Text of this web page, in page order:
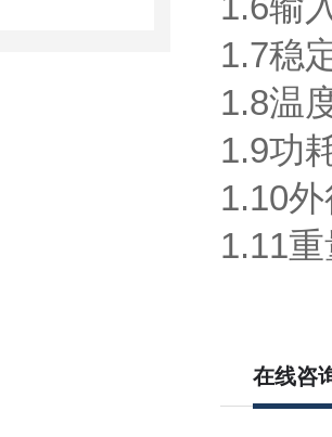
1.7稳
1.8温
1.9功
1.10
1.11
在线咨